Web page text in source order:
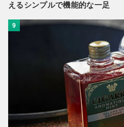
えるシンプルで機能的な一足
9